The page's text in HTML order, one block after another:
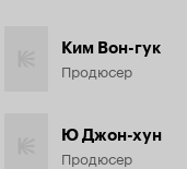
Ким Вон-гук
Продюсер
Ю Джон-хун
Продюсер